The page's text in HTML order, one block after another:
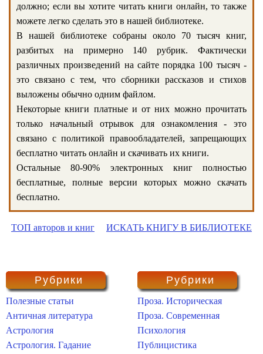
должно; если вы хотите читать книги онлайн, то также
можете легко сделать это в нашей библиотеке.
В нашей библиотеке собраны около 70 тысяч книг,
разбитых на примерно 140 рубрик. Фактически
различных произведений на сайте порядка 100 тысяч -
это связано с тем, что сборники рассказов и стихов
выложены обычно одним файлом.
Некоторые книги платные и от них можно прочитать
только начальный отрывок для ознакомления - это
связано с политикой правообладателей, запрещающих
бесплатно читать онлайн и скачивать их книги.
Остальные 80-90% электронных книг полностью
бесплатные, полные версии которых можно скачать
бесплатно.
ТОП авторов и книг ИСКАТЬ КНИГУ В БИБЛИОТЕКЕ
Рубрики
Полезные статьи
Античная литература
Астрология
Астрология. Гадание
Рубрики
Проза. Историческая
Проза. Современная
Психология
Публицистика